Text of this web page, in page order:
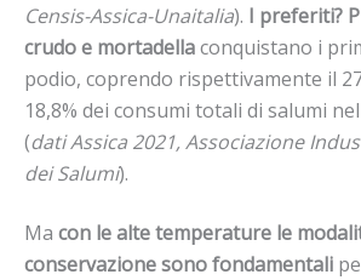
Censis-Assica-Unaitalia). I preferiti?
crudo e mortadellaconquistano i
podio, coprendo rispettivamente il
18,8% dei consumi totali di salumi
(dati Assica 2021, Associazione
dei Salumi).
Ma con le alte temperature le
conservazione sono fondamentali